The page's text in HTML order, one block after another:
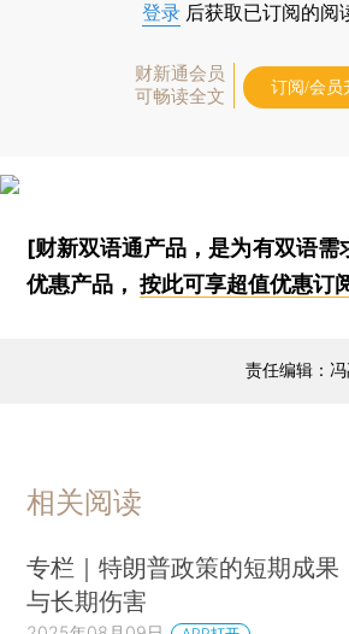
登录 后获取已订阅的阅
财新通会员
可畅读全文
订阅/会员
[财新双语通产品，是为有双语需
优惠产品，按此可享超值优惠订
责任编辑：
相关阅读
专栏｜特朗普政策的短期成果
与长期伤害